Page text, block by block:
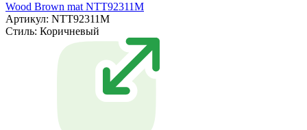
Wood Brown mat NTT92311M
Артикул: NTT92311M
Стиль: Коричневый